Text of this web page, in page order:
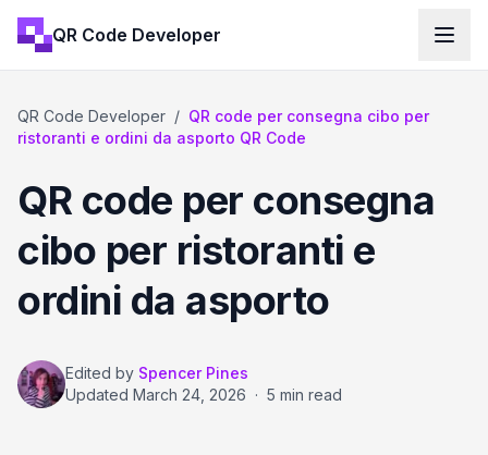
QR Code Developer
QR Code Developer / QR code per consegna cibo per
ristoranti e ordini da asporto QR Code
QR code per consegna
cibo per ristoranti e
ordini da asporto
Edited by Spencer Pines
Updated March 24, 2026 · 5 min read